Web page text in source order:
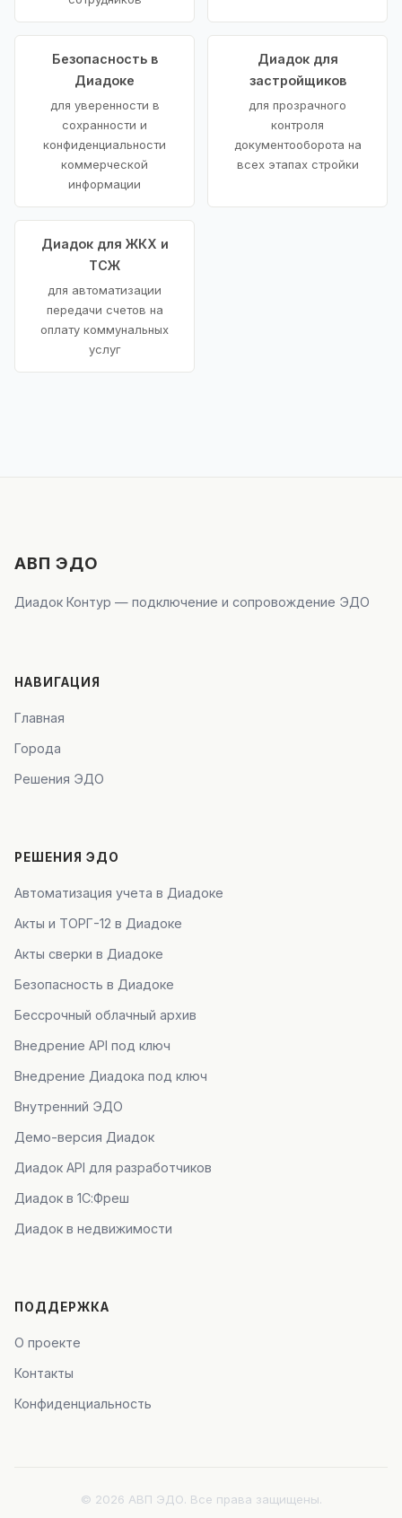
Безопасность в
Диадоке
для уверенности в
сохранности и
конфиденциальности
коммерческой
информации
Диадок для
застройщиков
для прозрачного
контроля
документооборота на
всех этапах стройки
Диадок для ЖКХ и
ТСЖ
для автоматизации
передачи счетов на
оплату коммунальных
услуг
АВП ЭДО
Диадок Контур — подключение и сопровождение ЭДО
НАВИГАЦИЯ
Главная
Города
Решения ЭДО
РЕШЕНИЯ ЭДО
Автоматизация учета в Диадоке
Акты и ТОРГ-12 в Диадоке
Акты сверки в Диадоке
Безопасность в Диадоке
Бессрочный облачный архив
Внедрение API под ключ
Внедрение Диадока под ключ
Внутренний ЭДО
Демо-версия Диадок
Диадок API для разработчиков
Диадок в 1С:Фреш
Диадок в недвижимости
ПОДДЕРЖКА
О проекте
Контакты
Конфиденциальность
© 2026 АВП ЭДО. Все права защищены.